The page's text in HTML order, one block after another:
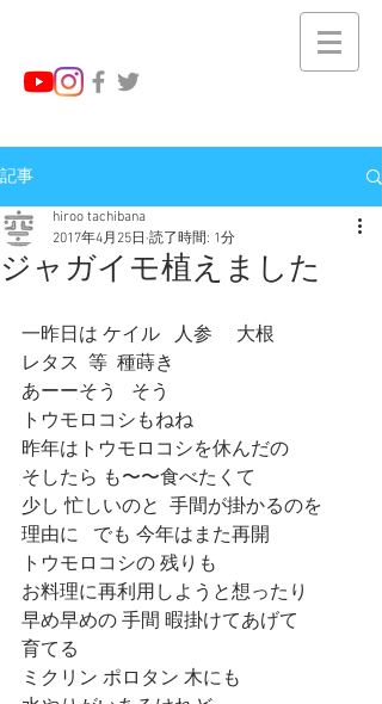
記事
ジャガイモ植えました
hiroo tachibana
2017年4月25日 読了時間: 1分
一昨日は ケイル   人参     大根
レタス  等  種蒔き
あーーそう   そう
トウモロコシもねね
昨年はトウモロコシを休んだの
そしたら も〜〜食べたくて
少し 忙しいのと  手間が掛かるのを
理由に   でも 今年はまた再開
トウモロコシの 残りも
お料理に再利用しようと想ったり
早め早めの 手間 暇掛けてあげて
育てる
ミクリン ポロタン 木にも